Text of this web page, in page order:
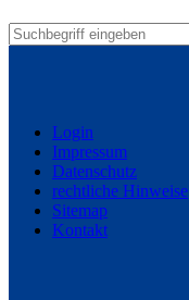
Login
Impres­sum
Daten­schutz
rechtliche Hin­weise
Sitemap
Kon­takt